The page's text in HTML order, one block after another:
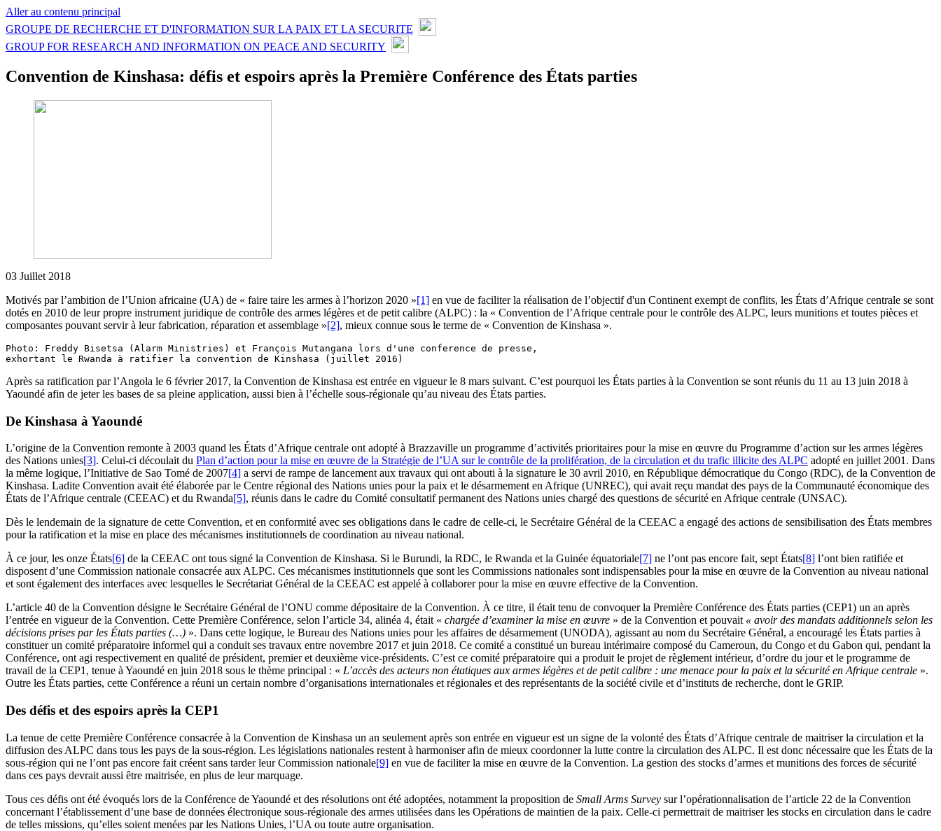
Aller au contenu principal
GROUPE DE RECHERCHE ET D'INFORMATION SUR LA PAIX ET LA SECURITE
GROUP FOR RESEARCH AND INFORMATION ON PEACE AND SECURITY
Convention de Kinshasa: défis et espoirs après la Première Conférence des États parties
03 Juillet 2018
Motivés par l’ambition de l’Union africaine (UA) de « faire taire les armes à l’horizon 2020 »[1] en vue de faciliter la réalisation de l’objectif d'un Continent exempt de conflits, les États d’Afrique centrale se sont
dotés en 2010 de leur propre instrument juridique de contrôle des armes légères et de petit calibre (ALPC) : la « Convention de l’Afrique centrale pour le contrôle des ALPC, leurs munitions et toutes pièces et
composantes pouvant servir à leur fabrication, réparation et assemblage »[2], mieux connue sous le terme de « Convention de Kinshasa ».
Photo: Freddy Bisetsa (Alarm Ministries) et François Mutangana lors d'une conference de presse,
exhortant le Rwanda à ratifier la convention de Kinshasa (juillet 2016)
Après sa ratification par l’Angola le 6 février 2017, la Convention de Kinshasa est entrée en vigueur le 8 mars suivant. C’est pourquoi les États parties à la Convention se sont réunis du 11 au 13 juin 2018 à
Yaoundé afin de jeter les bases de sa pleine application, aussi bien à l’échelle sous-régionale qu’au niveau des États parties.
De Kinshasa à Yaoundé
L’origine de la Convention remonte à 2003 quand les États d’Afrique centrale ont adopté à Brazzaville un programme d’activités prioritaires pour la mise en œuvre du Programme d’action sur les armes légères
des Nations unies[3]. Celui-ci découlait du Plan d’action pour la mise en œuvre de la Stratégie de l’UA sur le contrôle de la prolifération, de la circulation et du trafic illicite des ALPC adopté en juillet 2001. Dans
la même logique, l’Initiative de Sao Tomé de 2007[4] a servi de rampe de lancement aux travaux qui ont abouti à la signature le 30 avril 2010, en République démocratique du Congo (RDC), de la Convention de
Kinshasa. Ladite Convention avait été élaborée par le Centre régional des Nations unies pour la paix et le désarmement en Afrique (UNREC), qui avait reçu mandat des pays de la Communauté économique des
États de l’Afrique centrale (CEEAC) et du Rwanda[5], réunis dans le cadre du Comité consultatif permanent des Nations unies chargé des questions de sécurité en Afrique centrale (UNSAC).
Dès le lendemain de la signature de cette Convention, et en conformité avec ses obligations dans le cadre de celle-ci, le Secrétaire Général de la CEEAC a engagé des actions de sensibilisation des États membres
pour la ratification et la mise en place des mécanismes institutionnels de coordination au niveau national.
À ce jour, les onze États[6] de la CEEAC ont tous signé la Convention de Kinshasa. Si le Burundi, la RDC, le Rwanda et la Guinée équatoriale[7] ne l’ont pas encore fait, sept États[8] l’ont bien ratifiée et
disposent d’une Commission nationale consacrée aux ALPC. Ces mécanismes institutionnels que sont les Commissions nationales sont indispensables pour la mise en œuvre de la Convention au niveau national
et sont également des interfaces avec lesquelles le Secrétariat Général de la CEEAC est appelé à collaborer pour la mise en œuvre effective de la Convention.
L’article 40 de la Convention désigne le Secrétaire Général de l’ONU comme dépositaire de la Convention. À ce titre, il était tenu de convoquer la Première Conférence des États parties (CEP1) un an après
l’entrée en vigueur de la Convention. Cette Première Conférence, selon l’article 34, alinéa 4, était « chargée d’examiner la mise en œuvre » de la Convention et pouvait « avoir des mandats additionnels selon les
décisions prises par les États parties (…) ». Dans cette logique, le Bureau des Nations unies pour les affaires de désarmement (UNODA), agissant au nom du Secrétaire Général, a encouragé les États parties à
constituer un comité préparatoire informel qui a conduit ses travaux entre novembre 2017 et juin 2018. Ce comité a constitué un bureau intérimaire composé du Cameroun, du Congo et du Gabon qui, pendant la
Conférence, ont agi respectivement en qualité de président, premier et deuxième vice-présidents. C’est ce comité préparatoire qui a produit le projet de règlement intérieur, d’ordre du jour et le programme de
travail de la CEP1, tenue à Yaoundé en juin 2018 sous le thème principal : « L’accès des acteurs non étatiques aux armes légères et de petit calibre : une menace pour la paix et la sécurité en Afrique centrale ».
Outre les États parties, cette Conférence a réuni un certain nombre d’organisations internationales et régionales et des représentants de la société civile et d’instituts de recherche, dont le GRIP.
Des défis et des espoirs après la CEP1
La tenue de cette Première Conférence consacrée à la Convention de Kinshasa un an seulement après son entrée en vigueur est un signe de la volonté des États d’Afrique centrale de maitriser la circulation et la
diffusion des ALPC dans tous les pays de la sous-région. Les législations nationales restent à harmoniser afin de mieux coordonner la lutte contre la circulation des ALPC. Il est donc nécessaire que les États de la
sous-région qui ne l’ont pas encore fait créent sans tarder leur Commission nationale[9] en vue de faciliter la mise en œuvre de la Convention. La gestion des stocks d’armes et munitions des forces de sécurité
dans ces pays devrait aussi être maitrisée, en plus de leur marquage.
Tous ces défis ont été évoqués lors de la Conférence de Yaoundé et des résolutions ont été adoptées, notamment la proposition de Small Arms Survey sur l’opérationnalisation de l’article 22 de la Convention
concernant l’établissement d’une base de données électronique sous-régionale des armes utilisées dans les Opérations de maintien de la paix. Celle-ci permettrait de maitriser les stocks en circulation dans le cadre
de telles missions, qu’elles soient menées par les Nations Unies, l’UA ou toute autre organisation.